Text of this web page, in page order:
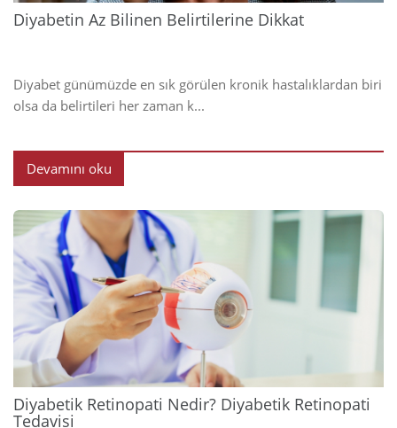
Diyabetin Az Bilinen Belirtilerine Dikkat
Diyabet günümüzde en sık görülen kronik hastalıklardan biri
olsa da belirtileri her zaman k...
Devamını oku
Diyabetik Retinopati Nedir? Diyabetik Retinopati
Tedavisi